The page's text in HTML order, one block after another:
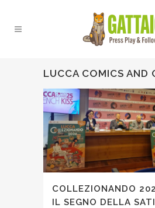
LUCCA COMICS AND
COLLEZIONANDO
IL SEGNO DELLA